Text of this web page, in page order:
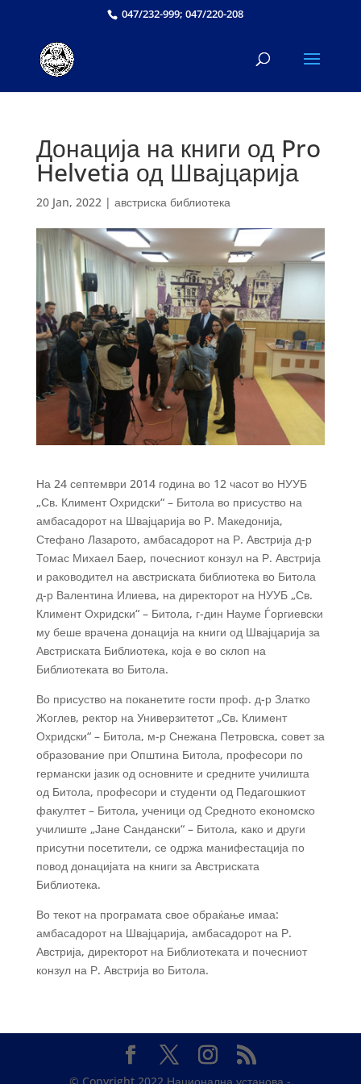
047/232-999; 047/220-208
Донација на книги од Pro
Helvetia од Швајцарија
20 Jan, 2022| австриска библиотека
На 24 септември 2014 година во 12 часот во НУУБ
„Св. Климент Охридски“ – Битола во присуство на
амбасадорот на Швајцарија во Р. Македонија,
Стефано Лазарото, амбасадорот на Р. Австрија д-р
Томас Михаел Баер, почесниот конзул на Р. Австрија
и раководител на австриската библиотека во Битола
д-р Валентина Илиева, на директорот на НУУБ „Св.
Климент Охридски“ – Битола, г-дин Науме Ѓоргиевски
му беше врачена донација на книги од Швајцарија за
Австриската Библиотека, која е во склоп на
Библиотеката во Битола.
Во присуство на поканетите гости проф. д-р Златко
Жоглев, ректор на Универзитетот „Св. Климент
Охридски“ – Битола, м-р Снежана Петровска, совет за
образование при Општина Битола, професори по
германски јазик од основните и средните училишта
од Битола, професори и студенти од Педагошкиот
факултет – Битола, ученици од Средното економско
училиште „Јане Сандански“ – Битола, како и други
присутни посетители, се одржа манифестација по
повод донацијата на книги за Австриската
Библиотека.
Во текот на програмата свое обраќање имаа:
амбасадорот на Швајцарија, амбасадорот на Р.
Австрија, директорот на Библиотеката и почесниот
конзул на Р. Австрија во Битола.